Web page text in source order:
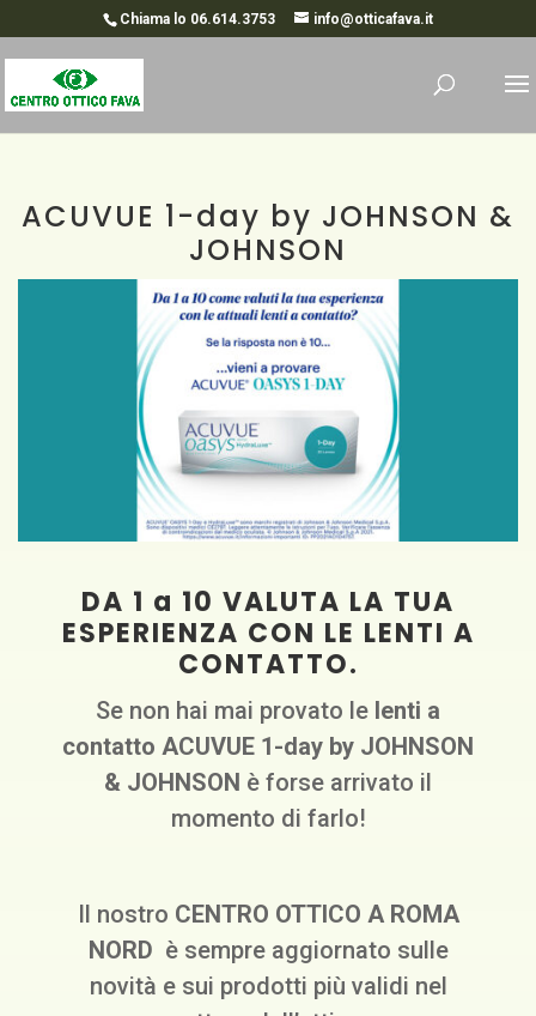
Chiama lo 06.614.3753 info@otticafava.it
ACUVUE 1-day by JOHNSON &
JOHNSON
DA 1 a 10 VALUTA LA TUA
ESPERIENZA CON LE LENTI A
CONTATTO.
Se non hai mai provato le lenti a
contatto ACUVUE 1-day by JOHNSON
& JOHNSON è forse arrivato il
momento di farlo!
Il nostro CENTRO OTTICO A ROMA
NORD è sempre aggiornato sulle
novità e sui prodotti più validi nel